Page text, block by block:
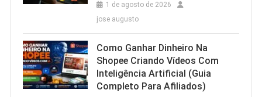
1 de agosto de 2026
jose augusto
Como Ganhar Dinheiro Na
Shopee Criando Vídeos Com
Inteligência Artificial (Guia
Completo Para Afiliados)